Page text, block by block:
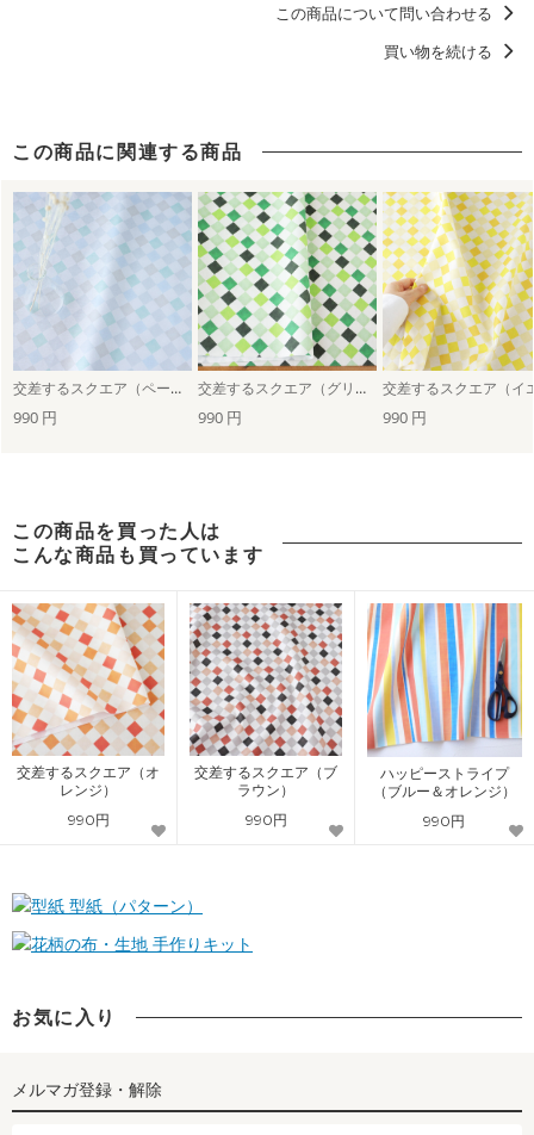
この商品について問い合わせる
買い物を続ける
この商品に関連する商品
交差するスクエア（ペールトーン） 交差するスクエア（グリーン）
990 円 990 円 990 円
この商品を買った人は
こんな商品も買っています
交差するスクエア（オ
レンジ）
990円
交差するスクエア（ブ
ラウン）
990円
ハッピーストライプ
（ブルー＆オレンジ）
990円
型紙（パターン）
手作りキット
お気に入り
メルマガ登録・解除